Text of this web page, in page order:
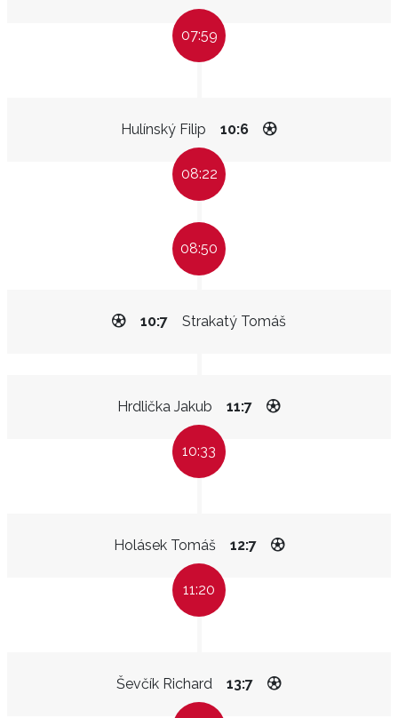
07:59
Hulínský Filip 10:6
08:22
08:50
Strakatý Tomáš
10:7
Hrdlička Jakub 11:7
10:33
Holásek Tomáš 12:7
11:20
Ševčík Richard 13:7